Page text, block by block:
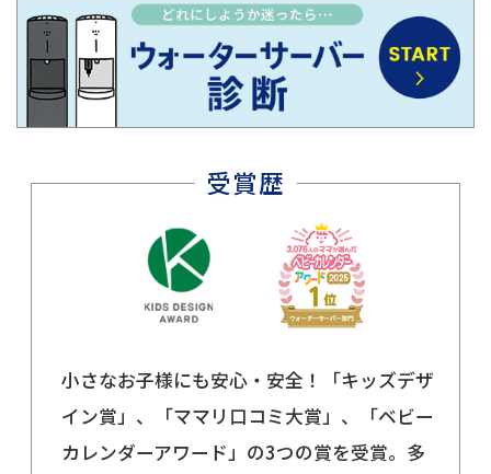
小さなお子様にも安心・安全！「キッズデザ
イン賞」、「ママリ口コミ大賞」、「ベビー
カレンダーアワード」の3つの賞を受賞。多